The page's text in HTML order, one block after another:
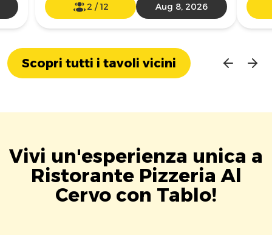
2 /12 Aug 8, 2026
Scopri tutti i tavoli vicini
Vivi un'esperienza unica a
Ristorante Pizzeria Al
Cervo con Tablo!